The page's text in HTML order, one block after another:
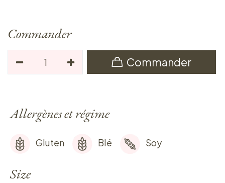
Commander
Commander
Allergènes et régime
Gluten Blé Soy
Size